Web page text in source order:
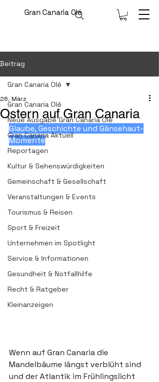
Gran Canaria Olé
Beitrag
Gran Canaria Olé
Neue Ausgabe Gran Canaria Olé
Gran Canaria Aktuell
Reportagen
Kultur & Sehenswürdigkeiten
Gemeinschaft & Gesellschaft
Veranstaltungen & Events
Tourismus & Reisen
Sport & Freizeit
Unternehmen im Spotlight
Service & Informationen
Gesundheit & Notfallhilfe
Recht & Ratgeber
Kleinanzeigen
Gran Canaria Olé
Ostern auf Gran Canaria
26. März
Glaube, Geschichte und Gänsehaut-
Momente
Wenn auf Gran Canaria die
Mandelbäume längst verblüht sind
und der Atlantik im Frühlingslicht